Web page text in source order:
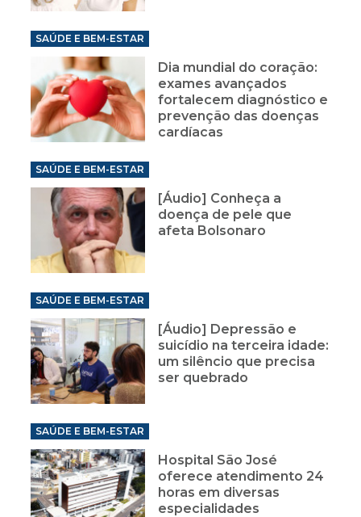
SAÚDE E BEM-ESTAR
Dia mundial do coração:
exames avançados
fortalecem diagnóstico e
prevenção das doenças
cardíacas
SAÚDE E BEM-ESTAR
[Áudio] Conheça a
doença de pele que
afeta Bolsonaro
SAÚDE E BEM-ESTAR
[Áudio] Depressão e
suicídio na terceira idade:
um silêncio que precisa
ser quebrado
SAÚDE E BEM-ESTAR
Hospital São José
oferece atendimento 24
horas em diversas
especialidades